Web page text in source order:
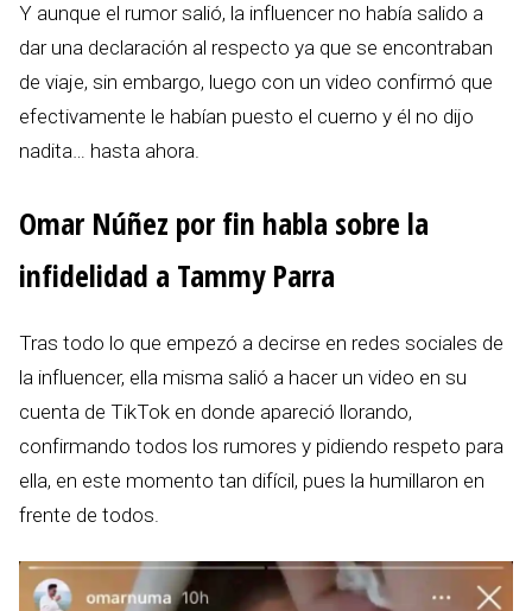
Y aunque el rumor salió, la influencer no había salido a
dar una declaración al respecto ya que se encontraban
de viaje, sin embargo, luego con un video confirmó que
efectivamente le habían puesto el cuerno y él no dijo
nadita… hasta ahora.
Omar Núñez por fin habla sobre la
infidelidad a Tammy Parra
Tras todo lo que empezó a decirse en redes sociales de
la influencer, ella misma salió a hacer un video en su
cuenta de TikTok en donde apareció llorando,
confirmando todos los rumores y pidiendo respeto para
ella, en este momento tan difícil, pues la humillaron en
frente de todos.